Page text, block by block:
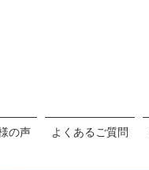
の声 よくあるご質問